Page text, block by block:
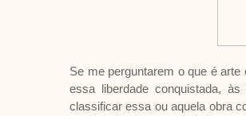
Se me perguntarem o que é
essa liberdade conquistada,
classificar essa ou aquela obra